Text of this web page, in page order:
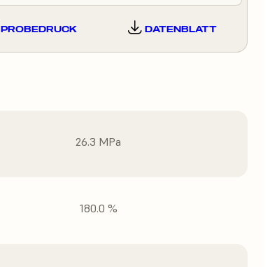
PROBEDRUCK DATENBLATT
26.3 MPa
180.0 %